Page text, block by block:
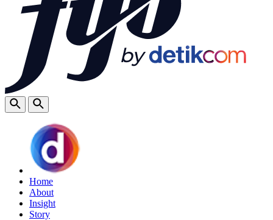
Home
About
Insight
Story